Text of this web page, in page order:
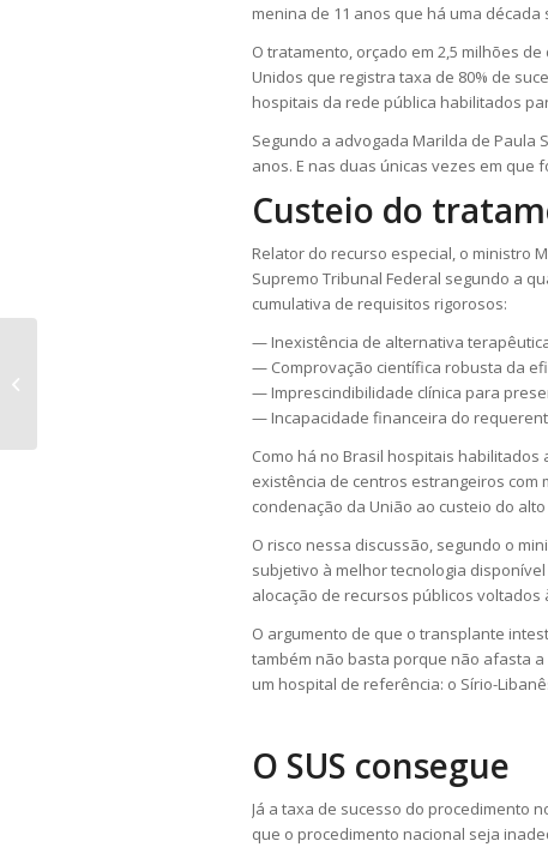
menina de 11 anos que há uma
O tratamento, orçado em 2,5 milhões
Unidos que registra taxa de 80% de
hospitais da rede pública habilitados
Segundo a advogada Marilda de Paula
anos. E nas duas únicas vezes em que
Custeio do
Relator do recurso especial, o ministro
Supremo Tribunal Federal segundo a
cumulativa de requisitos rigorosos:
— Inexistência de alternativa
— Comprovação científica robusta da
— Imprescindibilidade clínica para
— Incapacidade financeira do
Como há no Brasil hospitais
existência de centros estrangeiros
condenação da União ao custeio do
O risco nessa discussão, segundo o
subjetivo à melhor tecnologia
alocação de recursos públicos voltados
O argumento de que o transplante
também não basta porque não afasta
um hospital de referência: o Sírio-
O SUS consegue
Já a taxa de sucesso do procedimento
que o procedimento nacional seja